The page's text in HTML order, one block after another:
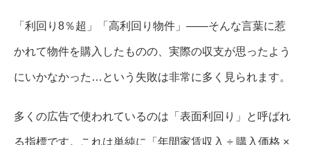
「利回り8％超」「高利回り物件」――そんな言葉に惹
かれて物件を購入したものの、実際の収支が思ったよう
にいかなかった…という失敗は非常に多く見られます。
多くの広告で使われているのは「表面利回り」と呼ばれ
る指標です。これは単純に「年間家賃収入 ÷ 購入価格 ×